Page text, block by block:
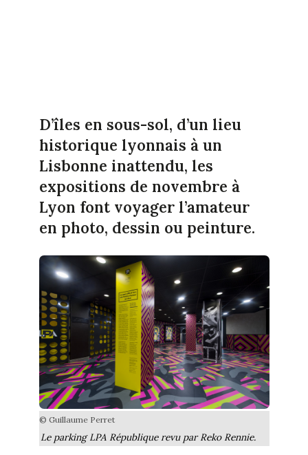
D’îles en sous-sol, d’un lieu
historique lyonnais à un
Lisbonne inattendu, les
expositions de novembre à
Lyon font voyager l’amateur
en photo, dessin ou peinture.
© Guillaume Perret
Le parking LPA République revu par Reko Rennie.